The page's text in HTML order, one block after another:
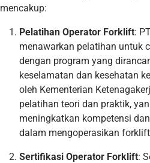
mencakup:
Pelatihan Operator Forklift:
menawarkan pelatihan untuk
dengan program yang
keselamatan dan kesehatan
oleh Kementerian
pelatihan teori dan praktik,
meningkatkan kompetensi
dalam mengoperasikan
Sertifikasi Operator Forklift: